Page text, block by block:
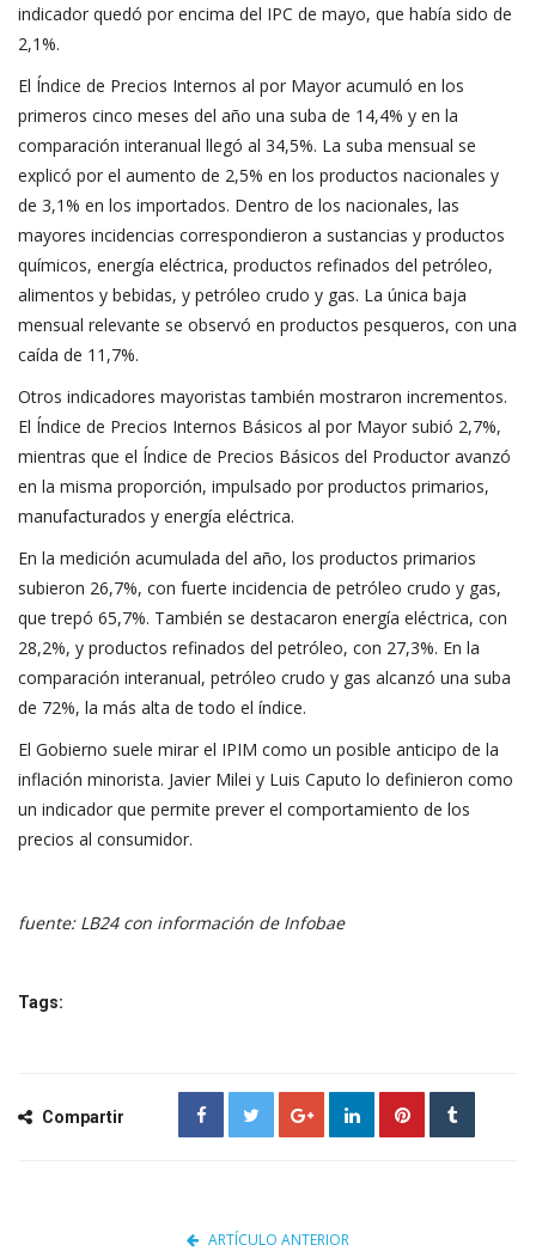
indicador quedó por encima del IPC de mayo, que había sido de
2,1%.
El Índice de Precios Internos al por Mayor acumuló en los
primeros cinco meses del año una suba de 14,4% y en la
comparación interanual llegó al 34,5%. La suba mensual se
explicó por el aumento de 2,5% en los productos nacionales y
de 3,1% en los importados. Dentro de los nacionales, las
mayores incidencias correspondieron a sustancias y productos
químicos, energía eléctrica, productos refinados del petróleo,
alimentos y bebidas, y petróleo crudo y gas. La única baja
mensual relevante se observó en productos pesqueros, con una
caída de 11,7%.
Otros indicadores mayoristas también mostraron incrementos.
El Índice de Precios Internos Básicos al por Mayor subió 2,7%,
mientras que el Índice de Precios Básicos del Productor avanzó
en la misma proporción, impulsado por productos primarios,
manufacturados y energía eléctrica.
En la medición acumulada del año, los productos primarios
subieron 26,7%, con fuerte incidencia de petróleo crudo y gas,
que trepó 65,7%. También se destacaron energía eléctrica, con
28,2%, y productos refinados del petróleo, con 27,3%. En la
comparación interanual, petróleo crudo y gas alcanzó una suba
de 72%, la más alta de todo el índice.
El Gobierno suele mirar el IPIM como un posible anticipo de la
inflación minorista. Javier Milei y Luis Caputo lo definieron como
un indicador que permite prever el comportamiento de los
precios al consumidor.
fuente: LB24 con información de Infobae
Tags:
Compartir
ARTÍCULO ANTERIOR